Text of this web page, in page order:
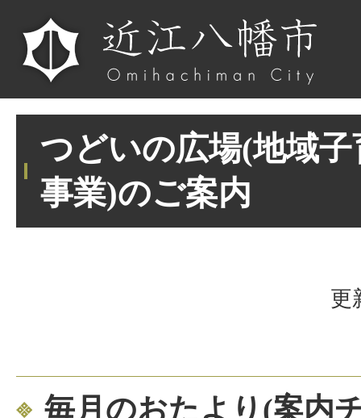
つどいの広場(地域
事業)のご案内
更
毎月のおたより(案内